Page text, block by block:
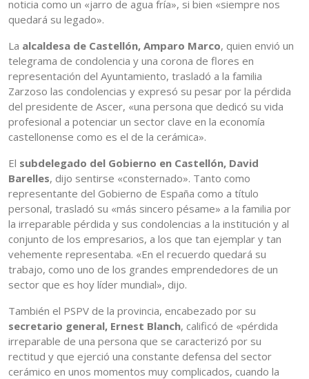
noticia como un «jarro de agua fría», si bien «siempre nos
quedará su legado».
La alcaldesa de Castellón, Amparo Marco, quien envió un
telegrama de condolencia y una corona de flores en
representación del Ayuntamiento, trasladó a la familia
Zarzoso las condolencias y expresó su pesar por la pérdida
del presidente de Ascer, «una persona que dedicó su vida
profesional a potenciar un sector clave en la economía
castellonense como es el de la cerámica».
El subdelegado del Gobierno en Castellón, David
Barelles, dijo sentirse «consternado». Tanto como
representante del Gobierno de España como a título
personal, trasladó su «más sincero pésame» a la familia por
la irreparable pérdida y sus condolencias a la institución y al
conjunto de los empresarios, a los que tan ejemplar y tan
vehemente representaba. «En el recuerdo quedará su
trabajo, como uno de los grandes emprendedores de un
sector que es hoy líder mundial», dijo.
También el PSPV de la provincia, encabezado por su
secretario general, Ernest Blanch, calificó de «pérdida
irreparable de una persona que se caracterizó por su
rectitud y que ejerció una constante defensa del sector
cerámico en unos momentos muy complicados, cuando la